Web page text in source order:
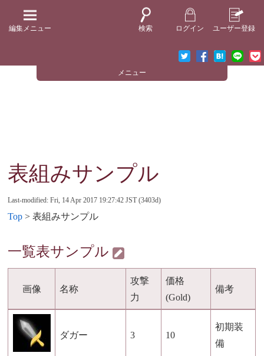
編集メニュー 検索 ログイン ユーザー登録
メニュー
表組みサンプル
Last-modified: Fri, 14 Apr 2017 19:27:42 JST (3403d)
Top > 表組みサンプル
一覧表サンプル
画像 名称
攻撃
力
価格
(Gold)
備考
ダガー 3 10
初期装
備